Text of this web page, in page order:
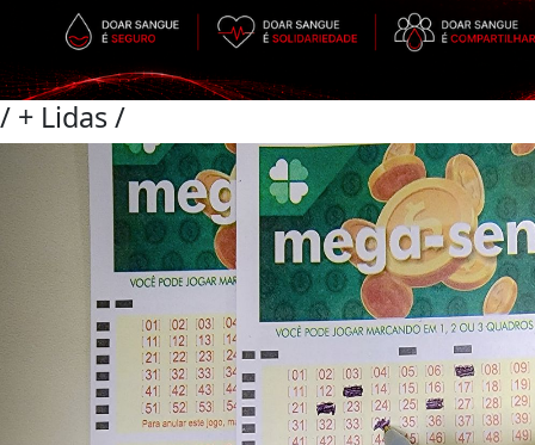
/ + Lidas/